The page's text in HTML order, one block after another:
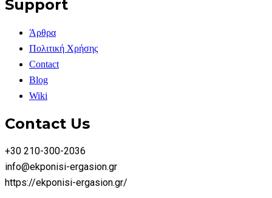
Support
Άρθρα
Πολιτική Χρήσης
Contact
Blog
Wiki
Contact Us
+30 210-300-2036
info@ekponisi-ergasion.gr
https://ekponisi-ergasion.gr/